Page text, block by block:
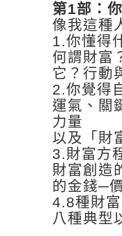
第1部：
像我這種
1.你懂得
何謂財富
它？行動
2.你覺得
運氣、關
力量
以及「財
3.財富方
財富創造
的金錢─
4.8種財
八種典型